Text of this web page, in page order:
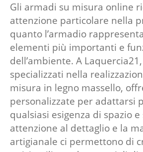
Gli armadi su misura online
attenzione particolare nella
quanto l’armadio
elementi più importanti e
dell’ambiente. A
specializzati nella
misura in legno massello,
personalizzate per adattarsi
qualsiasi esigenza di spazio
attenzione al dettaglio e la
artigianale ci permettono di